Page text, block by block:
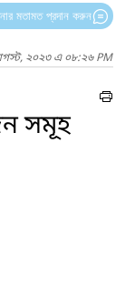
মতামত প্রদান করুন
২০২৩ এ ০৮:২৬ PM
সমূহ